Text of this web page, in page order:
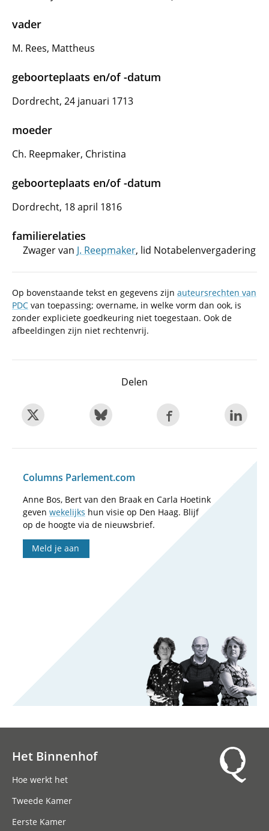
vader
M. Rees, Mattheus
geboorteplaats en/of -datum
Dordrecht, 24 januari 1713
moeder
Ch. Reepmaker, Christina
geboorteplaats en/of -datum
Dordrecht, 18 april 1816
familierelaties
Zwager van J. Reepmaker, lid Notabelenvergadering
Op bovenstaande tekst en gegevens zijn auteursrechten van
PDC van toepassing; overname, in welke vorm dan ook, is
zonder expliciete goedkeuring niet toegestaan. Ook de
afbeeldingen zijn niet rechtenvrij.
Delen
Columns Parlement.com
Anne Bos, Bert van den Braak en Carla Hoetink
geven wekelijks hun visie op Den Haag. Blijf
op de hoogte via de nieuwsbrief.
Meld je aan
Het Binnenhof
Hoe werkt het
Tweede Kamer
Eerste Kamer